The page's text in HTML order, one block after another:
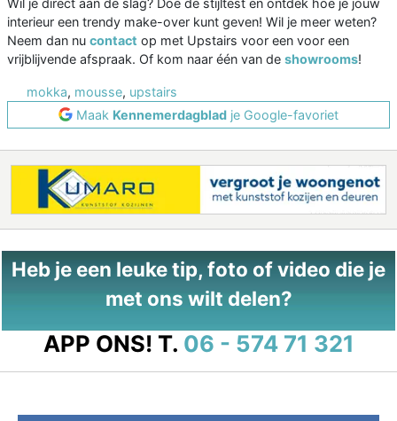
interieur een trendy make-over kunt geven! Wil je meer weten?
Neem dan nu contact op met Upstairs voor een voor een
vrijblijvende afspraak. Of kom naar één van de showrooms!
mokka, mousse, upstairs
Maak Kennemerdagblad je Google-favoriet
Heb je een leuke tip, foto of video die je
met ons wilt delen?
APP ONS! T. 06 - 574 71 321